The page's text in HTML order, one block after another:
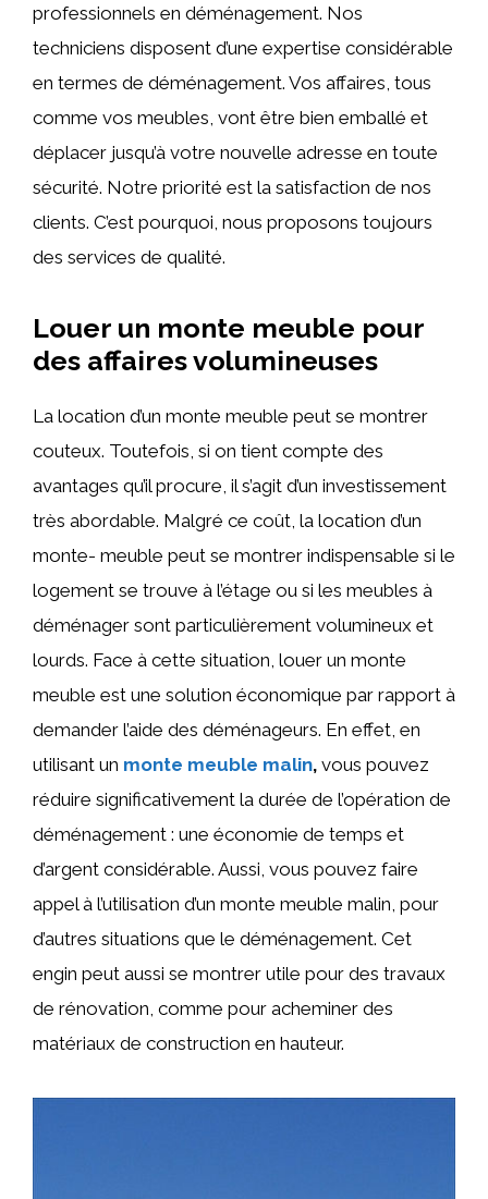
professionnels en déménagement. Nos
techniciens disposent d’une expertise considérable
en termes de déménagement. Vos affaires, tous
comme vos meubles, vont être bien emballé et
déplacer jusqu’à votre nouvelle adresse en toute
sécurité. Notre priorité est la satisfaction de nos
clients. C’est pourquoi, nous proposons toujours
des services de qualité.
Louer un monte meuble pour
des affaires volumineuses
La location d’un monte meuble peut se montrer
couteux. Toutefois, si on tient compte des
avantages qu’il procure, il s’agit d’un investissement
très abordable. Malgré ce coût, la location d’un
monte- meuble peut se montrer indispensable si le
logement se trouve à l’étage ou si les meubles à
déménager sont particulièrement volumineux et
lourds. Face à cette situation, louer un monte
meuble est une solution économique par rapport à
demander l’aide des déménageurs. En effet, en
utilisant un monte meuble malin, vous pouvez
réduire significativement la durée de l’opération de
déménagement : une économie de temps et
d’argent considérable. Aussi, vous pouvez faire
appel à l’utilisation d’un monte meuble malin, pour
d’autres situations que le déménagement. Cet
engin peut aussi se montrer utile pour des travaux
de rénovation, comme pour acheminer des
matériaux de construction en hauteur.